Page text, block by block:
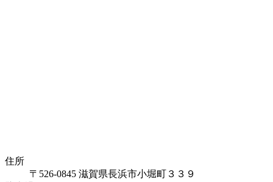
住所
〒526-0845 滋賀県長浜市小堀町３３９